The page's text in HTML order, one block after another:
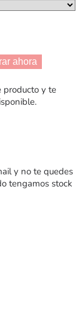
ahora
producto y te
y no te quedes
tengamos stock